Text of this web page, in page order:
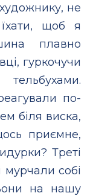
не
щоб я
плавно
гуркочучи
по-
біля виска,
приємне,
Треті
мурчали собі
на нашу